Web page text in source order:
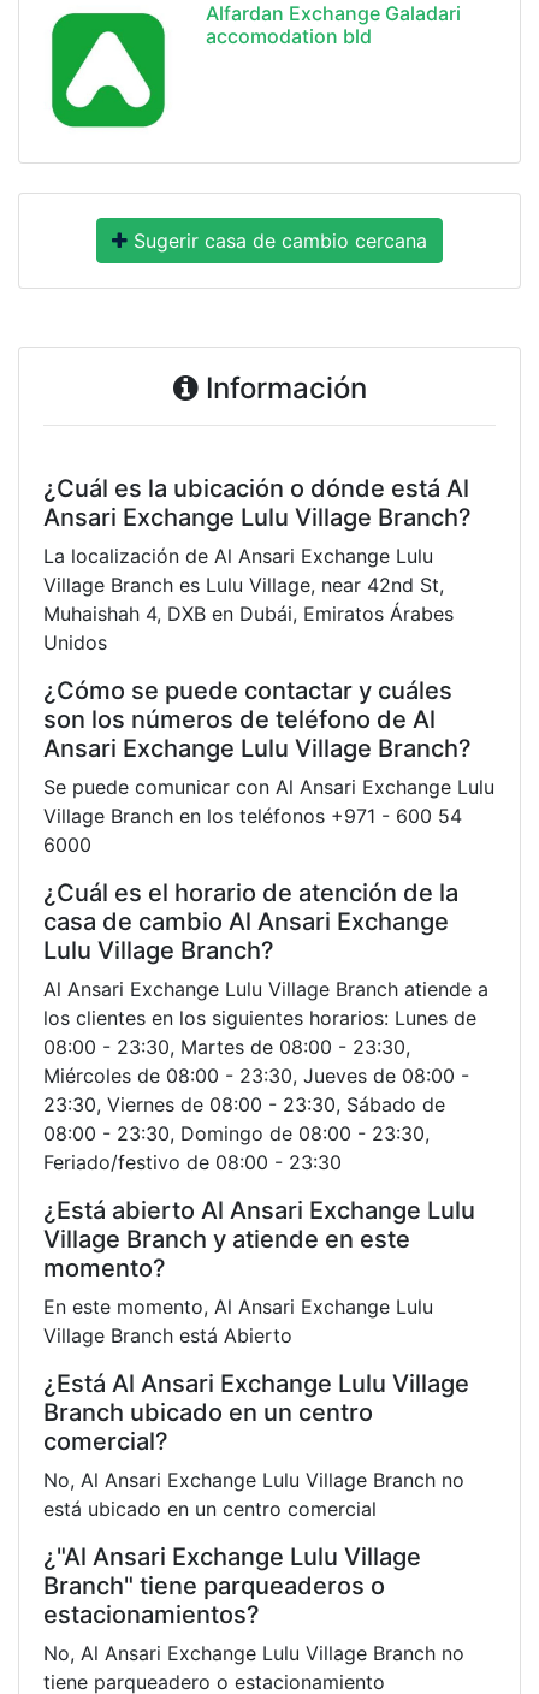
Alfardan Exchange Galadari
accomodation bld
Sugerir casa de cambio cercana
Información
¿Cuál es la ubicación o dónde está Al
Ansari Exchange Lulu Village Branch?
La localización de Al Ansari Exchange Lulu
Village Branch es Lulu Village, near 42nd St,
Muhaishah 4, DXB en Dubái, Emiratos Árabes
Unidos
¿Cómo se puede contactar y cuáles
son los números de teléfono de Al
Ansari Exchange Lulu Village Branch?
Se puede comunicar con Al Ansari Exchange Lulu
Village Branch en los teléfonos +971 - 600 54
6000
¿Cuál es el horario de atención de la
casa de cambio Al Ansari Exchange
Lulu Village Branch?
Al Ansari Exchange Lulu Village Branch atiende a
los clientes en los siguientes horarios: Lunes de
08:00 - 23:30, Martes de 08:00 - 23:30,
Miércoles de 08:00 - 23:30, Jueves de 08:00 -
23:30, Viernes de 08:00 - 23:30, Sábado de
08:00 - 23:30, Domingo de 08:00 - 23:30,
Feriado/festivo de 08:00 - 23:30
¿Está abierto Al Ansari Exchange Lulu
Village Branch y atiende en este
momento?
En este momento, Al Ansari Exchange Lulu
Village Branch está Abierto
¿Está Al Ansari Exchange Lulu Village
Branch ubicado en un centro
comercial?
No, Al Ansari Exchange Lulu Village Branch no
está ubicado en un centro comercial
¿"Al Ansari Exchange Lulu Village
Branch" tiene parqueaderos o
estacionamientos?
No, Al Ansari Exchange Lulu Village Branch no
tiene parqueadero o estacionamiento